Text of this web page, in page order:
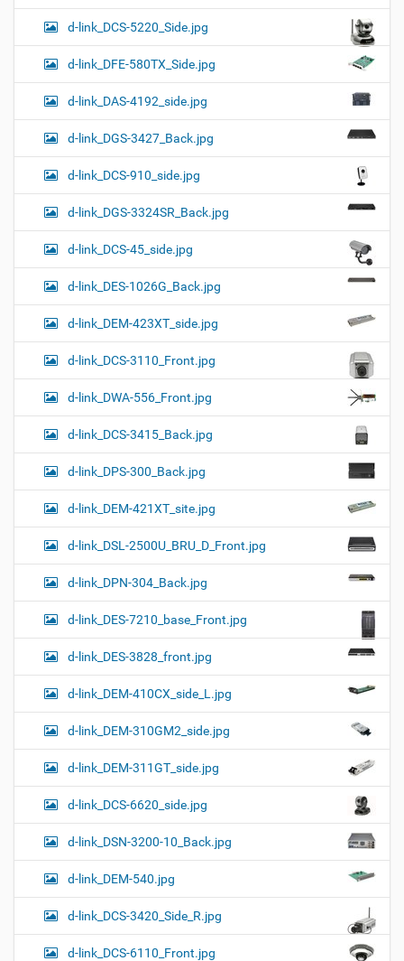
d-link_DCS-5220_Side.jpg
d-link_DFE-580TX_Side.jpg
d-link_DAS-4192_side.jpg
d-link_DGS-3427_Back.jpg
d-link_DCS-910_side.jpg
d-link_DGS-3324SR_Back.jpg
d-link_DCS-45_side.jpg
d-link_DES-1026G_Back.jpg
d-link_DEM-423XT_side.jpg
d-link_DCS-3110_Front.jpg
d-link_DWA-556_Front.jpg
d-link_DCS-3415_Back.jpg
d-link_DPS-300_Back.jpg
d-link_DEM-421XT_site.jpg
d-link_DSL-2500U_BRU_D_Front.jpg
d-link_DPN-304_Back.jpg
d-link_DES-7210_base_Front.jpg
d-link_DES-3828_front.jpg
d-link_DEM-410CX_side_L.jpg
d-link_DEM-310GM2_side.jpg
d-link_DEM-311GT_side.jpg
d-link_DCS-6620_side.jpg
d-link_DSN-3200-10_Back.jpg
d-link_DEM-540.jpg
d-link_DCS-3420_Side_R.jpg
d-link_DCS-6110_Front.jpg